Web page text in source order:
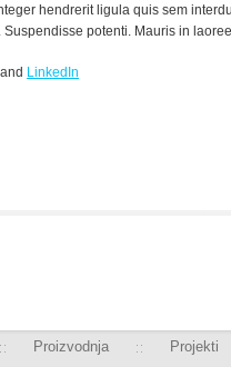
hendrerit ligula quis sem
Suspendisse potenti. Mauris in
and LinkedIn
Proizvodnja Projekti